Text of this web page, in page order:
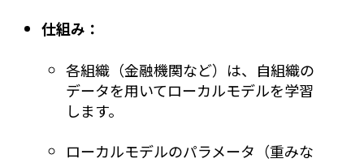
仕組み：
各組織（金融機関など）は、自組織の
データを用いてローカルモデルを学習
します。
ローカルモデルのパラメータ（重みな